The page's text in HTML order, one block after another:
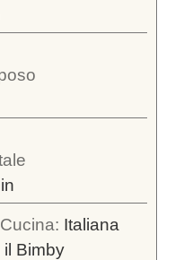
Cucina: Italiana
il Bimby